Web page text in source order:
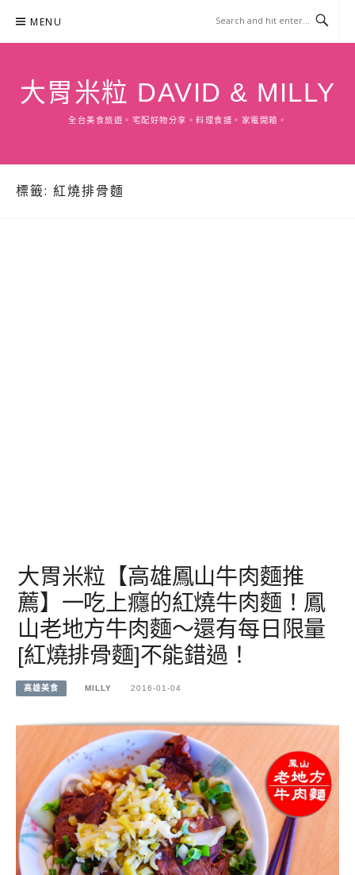
content
MENU
大胃米粒 DAVID & MILLY
全台美食旅遊。宅配好物分享。料理食譜。家電開箱。
標籤: 紅燒排骨麵
大胃米粒【高雄鳳山牛肉麵推
薦】一吃上癮的紅燒牛肉麵！鳳
山老地方牛肉麵～還有每日限量
[紅燒排骨麵]不能錯過！
高雄美食 MILLY 2016-01-04